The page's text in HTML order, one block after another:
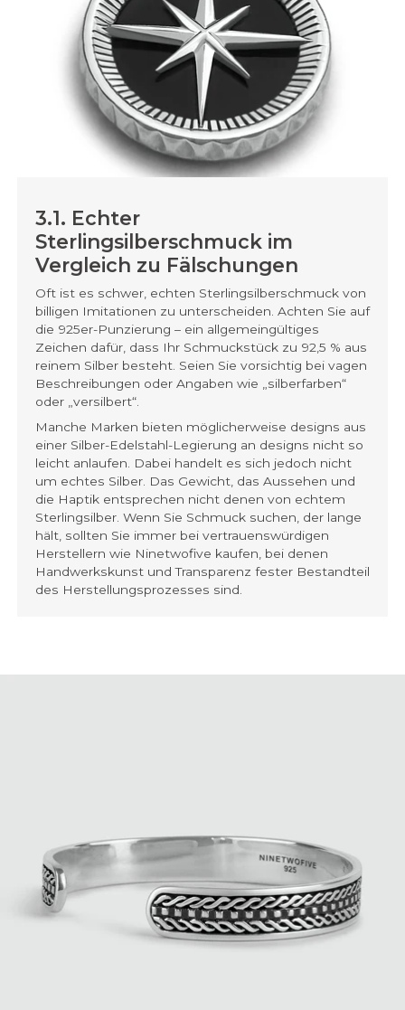
3.1. Echter
Sterlingsilberschmuck im
Vergleich zu Fälschungen
Oft ist es schwer, echten Sterlingsilberschmuck von
billigen Imitationen zu unterscheiden. Achten Sie auf
die 925er-Punzierung – ein allgemeingültiges
Zeichen dafür, dass Ihr Schmuckstück zu 92,5 % aus
reinem Silber besteht. Seien Sie vorsichtig bei vagen
Beschreibungen oder Angaben wie „silberfarben“
oder „versilbert“.
Manche Marken bieten möglicherweise designs aus
einer Silber-Edelstahl-Legierung an designs nicht so
leicht anlaufen. Dabei handelt es sich jedoch nicht
um echtes Silber. Das Gewicht, das Aussehen und
die Haptik entsprechen nicht denen von echtem
Sterlingsilber. Wenn Sie Schmuck suchen, der lange
hält, sollten Sie immer bei vertrauenswürdigen
Herstellern wie Ninetwofive kaufen, bei denen
Handwerkskunst und Transparenz fester Bestandteil
des Herstellungsprozesses sind.